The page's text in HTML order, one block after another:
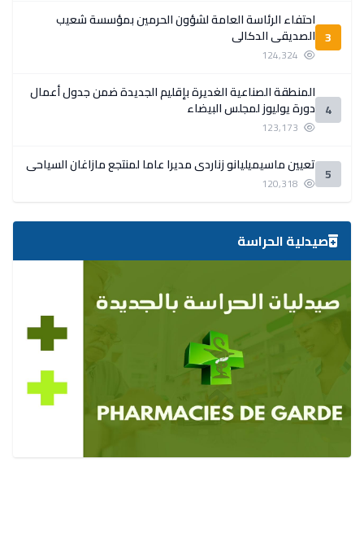
3
احتفاء الرئاسة العامة لشؤون الحرمين بمؤسسة شعيب
الصديقي الدكالي
4
المنطقة الصناعية الغديرة بإقليم الجديدة ضمن جدول أعمال
دورة يوليوز لمجلس البيضاء
5 تعيين ماسيميليانو زناردي مديرا عاما لمنتجع مازاغان السياحي
صيدلية الحراسة